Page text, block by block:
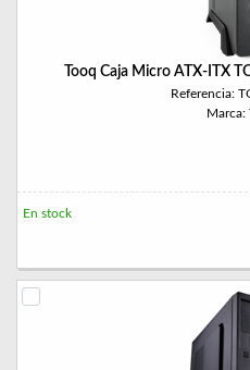
Tooq Caja Micro ATX-ITX
Referencia:
Marca:
En stock